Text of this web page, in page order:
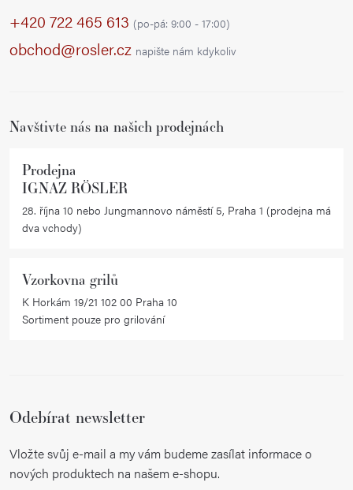
í
p
y
i
n
+420 722 465 613 (po-pá: 9:00 - 17:00)
obchod@rosler.cz napište nám kdykoliv
Navštivte nás na našich prodejnách
Prodejna
IGNAZ RÖSLER
28. října 10 nebo Jungmannovo náměstí 5, Praha 1 (prodejna má
dva vchody)
Vzorkovna grilů
K Horkám 19/21 102 00 Praha 10
Sortiment pouze pro grilování
Odebírat newsletter
Vložte svůj e-mail a my vám budeme zasílat informace o
nových produktech na našem e-shopu.